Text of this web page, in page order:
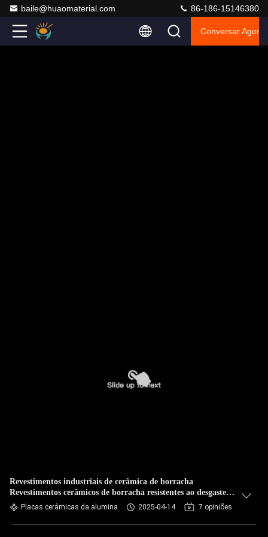
baile@huaomaterial.com 86-186-15146380
Conversar Agora
Revestimentos industriais de cerâmica de borracha
Revestimentos cerâmicos de borracha resistentes ao desgaste
resistentes à corrosão
Placas cerâmicas da alumina 2025-04-14 7 opiniões